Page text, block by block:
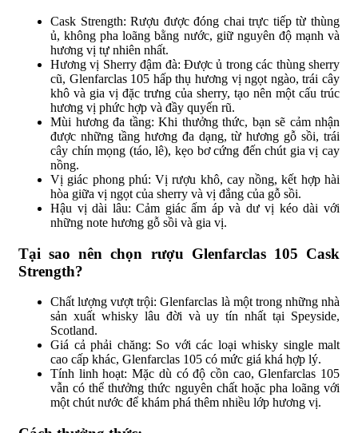
Cask Strength: Rượu được đóng chai trực tiếp từ thùng
ủ, không pha loãng bằng nước, giữ nguyên độ mạnh và
hương vị tự nhiên nhất.
Hương vị Sherry đậm đà: Được ủ trong các thùng sherry
cũ, Glenfarclas 105 hấp thụ hương vị ngọt ngào, trái cây
khô và gia vị đặc trưng của sherry, tạo nên một cấu trúc
hương vị phức hợp và đầy quyến rũ.
Mùi hương đa tầng: Khi thưởng thức, bạn sẽ cảm nhận
được những tầng hương đa dạng, từ hương gỗ sồi, trái
cây chín mọng (táo, lê), kẹo bơ cứng đến chút gia vị cay
nồng.
Vị giác phong phú: Vị rượu khô, cay nồng, kết hợp hài
hòa giữa vị ngọt của sherry và vị đắng của gỗ sồi.
Hậu vị dài lâu: Cảm giác ấm áp và dư vị kéo dài với
những note hương gỗ sồi và gia vị.
Tại sao nên chọn rượu Glenfarclas 105 Cask
Strength?
Chất lượng vượt trội: Glenfarclas là một trong những nhà
sản xuất whisky lâu đời và uy tín nhất tại Speyside,
Scotland.
Giá cả phải chăng: So với các loại whisky single malt
cao cấp khác, Glenfarclas 105 có mức giá khá hợp lý.
Tính linh hoạt: Mặc dù có độ cồn cao, Glenfarclas 105
vẫn có thể thưởng thức nguyên chất hoặc pha loãng với
một chút nước để khám phá thêm nhiều lớp hương vị.